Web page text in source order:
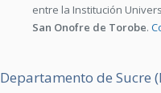
entre la Institución
San Onofre de Torobe.
Departamento de Sucre